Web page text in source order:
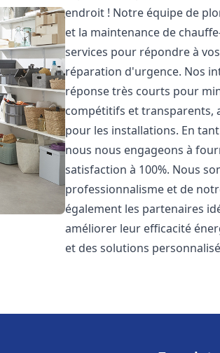
endroit ! Notre équipe de
et la maintenance de
services pour répondre à
réparation d'urgence. Nos
réponse très courts pour
compétitifs et transparents,
pour les installations. En
nous nous engageons à
satisfaction à 100%. Nous
professionnalisme et de
également les partenaires
améliorer leur efficacité
et des solutions